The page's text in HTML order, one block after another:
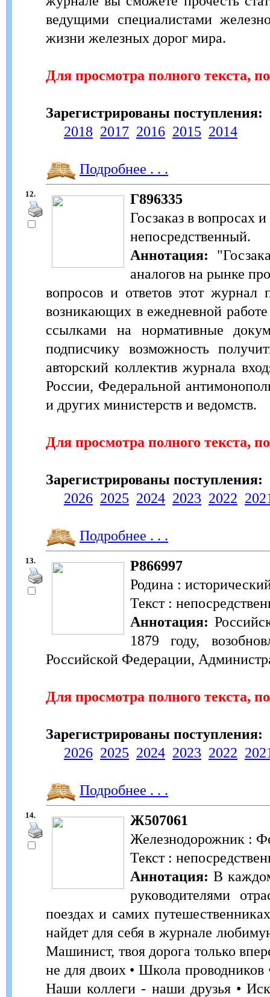
ведущими специалистами
жизни железных дорог мира.
Для просмотра полного текста,
Зарегистрированы поступления:
2018 2017 2016 2015 2014
Подробнее . . .
12.
Г896335
Госзаказ в вопросах
непосредственный.
Аннотация:
аналогов на рынке
вопросов и ответов этот журнал
возникающих в ежедневной
ссылками на нормативные
подписчику возможность
авторский коллектив журнала
России, Федеральной
и других министерств и ведомств.
Для просмотра полного текста,
Зарегистрированы поступления:
2026 2025 2024 2023 2022
Подробнее . . .
13.
Р866997
Родина :
Текст :
Аннотация:
1879 году,
Российской Федерации,
Для просмотра полного текста,
Зарегистрированы поступления:
2026 2025 2024 2023 2022
Подробнее . . .
14.
Ж507061
Железнодорожник :
Текст :
Аннотация: В
руководителями
поездах и самих
найдет для себя в журнале
Машинист, твоя дорога только
не для двоих • Школа
Наши коллеги - наши друзья •